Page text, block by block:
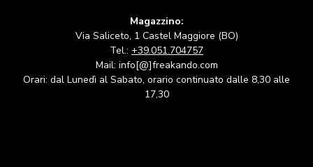
Magazzino:
Via Saliceto, 1 Castel Maggiore (BO)
Tel.: +39.051.704757
Mail: info[@]freakando.com
Orari: dal Lunedì al Sabato, orario continuato dalle 8,30 alle
17,30